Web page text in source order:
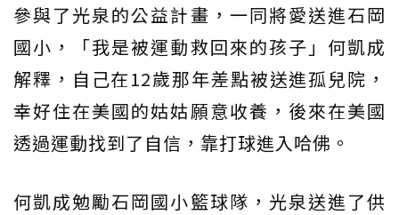
參與了光泉的公益計畫，一同將愛送進石岡
國小，「我是被運動救回來的孩子」何凱成
解釋，自己在12歲那年差點被送進孤兒院，
幸好住在美國的姑姑願意收養，後來在美國
透過運動找到了自信，靠打球進入哈佛。
何凱成勉勵石岡國小籃球隊，光泉送進了供